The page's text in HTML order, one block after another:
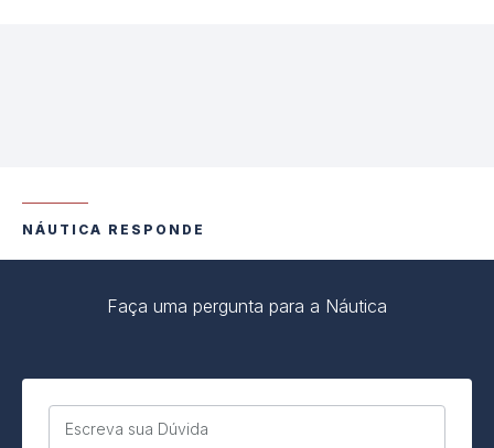
NÁUTICA RESPONDE
Faça uma pergunta para a Náutica
Escreva sua Dúvida